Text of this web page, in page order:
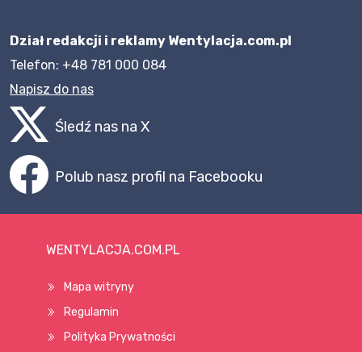
Dział redakcji i reklamy Wentylacja.com.pl
Telefon: +48 781 000 084
Napisz do nas
Śledź nas na X
Polub nasz profil na Facebooku
WENTYLACJA.COM.PL
Mapa witryny
Regulamin
Polityka Prywatności